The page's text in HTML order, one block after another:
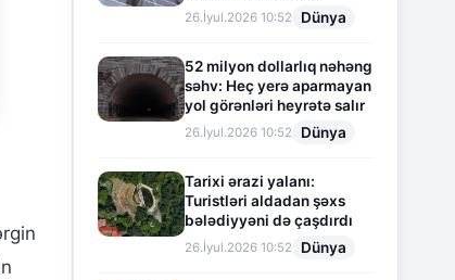
26.İyul.2026 10:52 Dünya
52 milyon dollarlıq nəhəng
səhv: Heç yerə aparmayan
yol görənləri heyrətə salır
26.İyul.2026 10:52 Dünya
Tarixi ərazi yalanı:
Turistləri aldadan şəxs
bələdiyyəni də çaşdırdı
26.İyul.2026 10:52 Dünya